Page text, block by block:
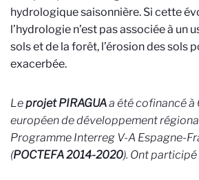
hydrologique saisonnière. Si cette
l’hydrologie n’est pas associée à un
sols et de la forêt, l’érosion des sols
exacerbée.
Leprojet PIRAGUAa été cofinancé à
européen de développement
Programme Interreg V-A Espagne-
(POCTEFA 2014-2020). Ont